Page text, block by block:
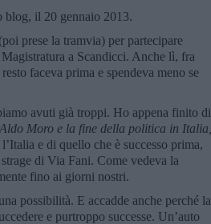
blog, il 20 gennaio 2013.
prese la tramvia) per partecipare
a Scandicci. Anche lì, fra
faceva prima e spendeva meno se
avuti già troppi. Ho appena finito di
Moro e la fine della politica in Italia,
e di quello che è successo prima,
di Via Fani. Come vedeva la
fino ai giorni nostri.
possibilità. E accadde anche perché la
e purtroppo successe. Un’auto